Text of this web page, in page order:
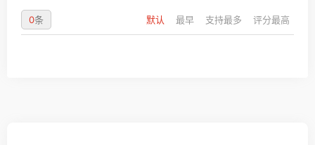
默认 最早 支持最多 评分最高
0条